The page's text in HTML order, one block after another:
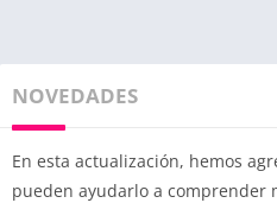
NOVEDADES
En esta actualización, hemos
pueden ayudarlo a comprender